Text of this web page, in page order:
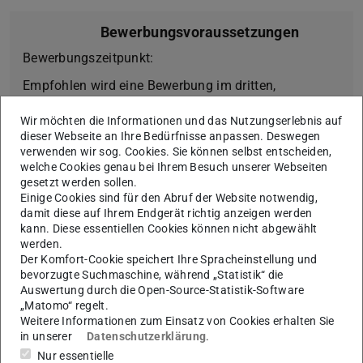
Bewerbungsvoraussetzungen
Bewerbungszeitpunkt:
Empfohlen wird eine Bewerbung im dritten,
der Auslandsaufenthalt ab dem dritten Master-
Semester erfolgt.
Folgende Anforderungen werden an die Teilnehmer
des Programms gestellt:
Überdurchschnittliche Studienleistungen
Außeruniversitäres Engagement und soziale
Kompetenz
Der Bachelor-Grad sollte mindestens ein, besser
jedoch 2 Semester vor Beginn des
Auslandsaufenthalts erreicht sein.
Grundsätzliches Interesse an fahrzeugtechnischen
Wir möchten die Informationen und das Nutzungserlebnis auf
dieser Webseite an Ihre Bedürfnisse anpassen. Deswegen
verwenden wir sog. Cookies. Sie können selbst entscheiden,
welche Cookies genau bei Ihrem Besuch unserer Webseiten
gesetzt werden sollen.
Einige Cookies sind für den Abruf der Website notwendig,
damit diese auf Ihrem Endgerät richtig anzeigen werden
kann. Diese essentiellen Cookies können nicht abgewählt
werden.
Der Komfort-Cookie speichert Ihre Spracheinstellung und
bevorzugte Suchmaschine, während „Statistik“ die
Auswertung durch die Open-Source-Statistik-Software
„Matomo“ regelt.
Weitere Informationen zum Einsatz von Cookies erhalten Sie
in unserer
Datenschutzerklärung.
Nur essentielle